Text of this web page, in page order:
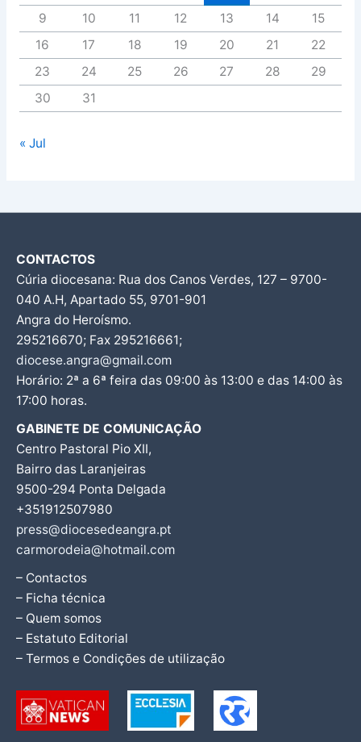
9
10 11 12 13 14
15
16
17 18 19 20 21
22
23
24 25 26 27 28
29
30
31
« Jul
CONTACTOS
Cúria diocesana: Rua dos Canos Verdes, 127 – 9700-
040 A.H, Apartado 55, 9701-901
Angra do Heroísmo.
295216670; Fax 295216661;
diocese.angra@gmail.com
Horário: 2ª a 6ª feira das 09:00 às 13:00 e das 14:00 às
17:00 horas.
GABINETE DE COMUNICAÇÃO
Centro Pastoral Pio XII,
Bairro das Laranjeiras
9500-294 Ponta Delgada
+351912507980
press@diocesedeangra.pt
carmorodeia@hotmail.com
– Contactos
– Ficha técnica
– Quem somos
– Estatuto Editorial
– Termos e Condições de utilização